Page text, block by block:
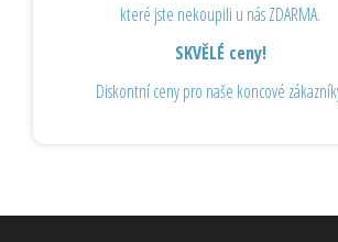
které jste nekoupili u nás ZDARMA.
SKVĚLÉ ceny!
Diskontní ceny pro naše koncové